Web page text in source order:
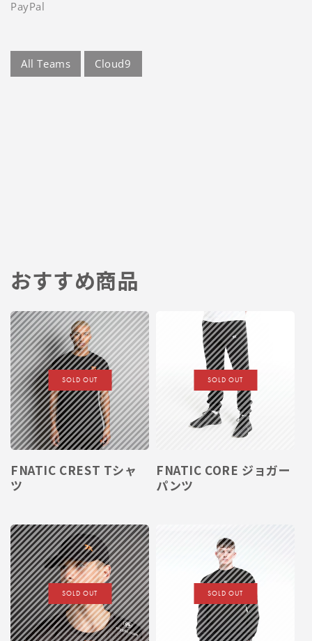
All Teams Cloud9
PayPal
おすすめ商品
SOLD OUT
FNATIC CREST Tシャ
ツ
SOLD OUT
FNATIC CORE ジョガー
パンツ
SOLD OUT SOLD OUT